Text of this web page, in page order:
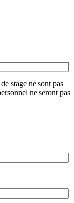
stage ne sont pas
ne seront pas